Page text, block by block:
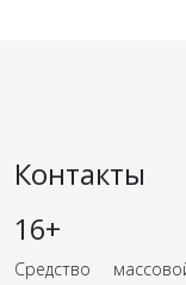
Контакты
16+
Средство